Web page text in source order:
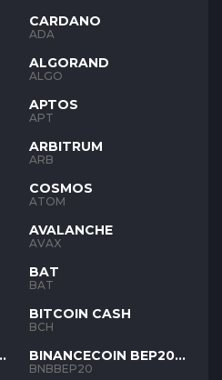
CARDANO
ADA
ALGORAND
ALGO
APTOS
APT
ARBITRUM
ARB
COSMOS
ATOM
AVALANCHE
AVAX
BAT
BAT
BITCOIN CASH
BCH
BINANCECOIN BEP20
BNB
BNBBEP20